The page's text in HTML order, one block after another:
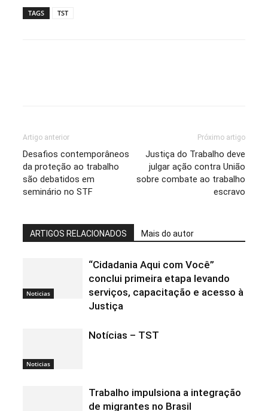
TAGS TST
Artigo anterior
Desafios contemporâneos
da proteção ao trabalho
são debatidos em
seminário no STF
Próximo artigo
Justiça do Trabalho deve
julgar ação contra União
sobre combate ao trabalho
escravo
ARTIGOS RELACIONADOS Mais do autor
Noticias
“Cidadania Aqui com Você”
conclui primeira etapa levando
serviços, capacitação e acesso à
Justiça
Noticias
Notícias – TST
Trabalho impulsiona a integração
de migrantes no Brasil